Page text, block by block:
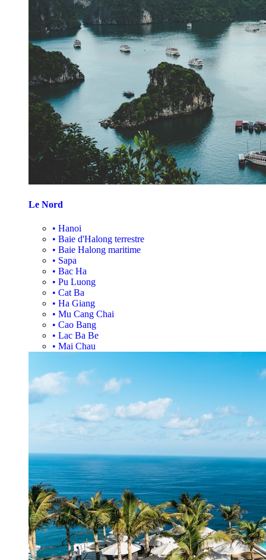
Le Nord
• Hanoi
• Baie d'Halong terrestre
• Baie Halong maritime
• Sapa
• Bac Ha
• Pu Luong
• Cat Ba
• Ha Giang
• Mu Cang Chai
• Cao Bang
• Lac Ba Be
• Mai Chau